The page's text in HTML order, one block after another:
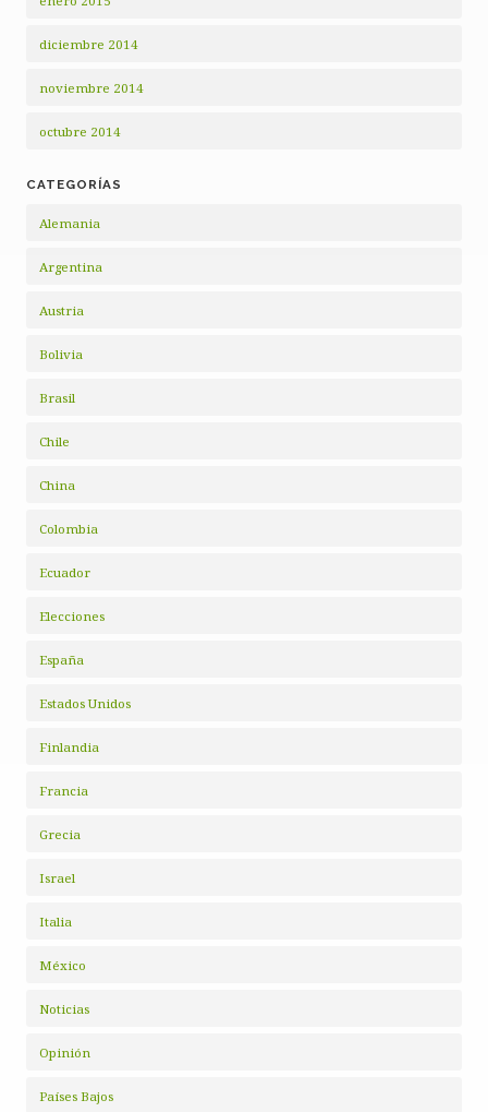
diciembre 2014
noviembre 2014
octubre 2014
CATEGORÍAS
Alemania
Argentina
Austria
Bolivia
Brasil
Chile
China
Colombia
Ecuador
Elecciones
España
Estados Unidos
Finlandia
Francia
Grecia
Israel
Italia
México
Noticias
Opinión
Países Bajos